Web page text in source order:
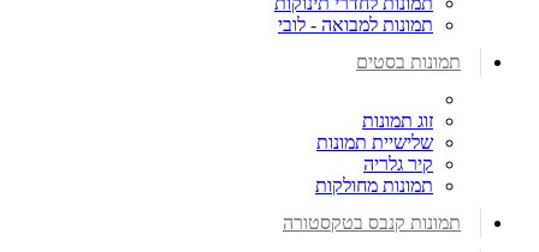
תמונות למבואה - לובי
תמונות בסטים
זוג תמונות
שלישיית תמונות
קיר גלריה
תמונות מחולקות
תמונות קנבס בטקסטורה